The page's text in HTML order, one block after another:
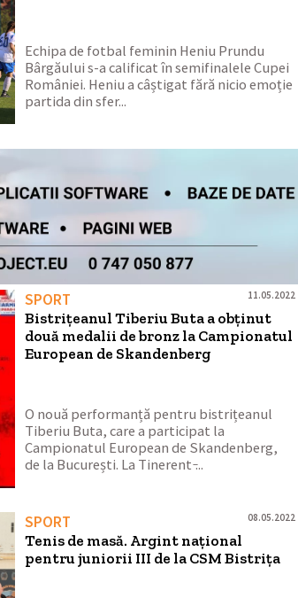
Echipa de fotbal feminin Heniu Prundu
Bârgăului s-a calificat în semifinalele Cupei
României. Heniu a câștigat fără nicio emoție
partida din sfer...
SPORT 11.05.2022
Bistrițeanul Tiberiu Buta a obținut
două medalii de bronz la Campionatul
European de Skandenberg
O nouă performanță pentru bistrițeanul
Tiberiu Buta, care a participat la
Campionatul European de Skandenberg,
de la București. La Tinerent ̵...
SPORT 08.05.2022
Tenis de masă. Argint național
pentru juniorii III de la CSM Bistrița